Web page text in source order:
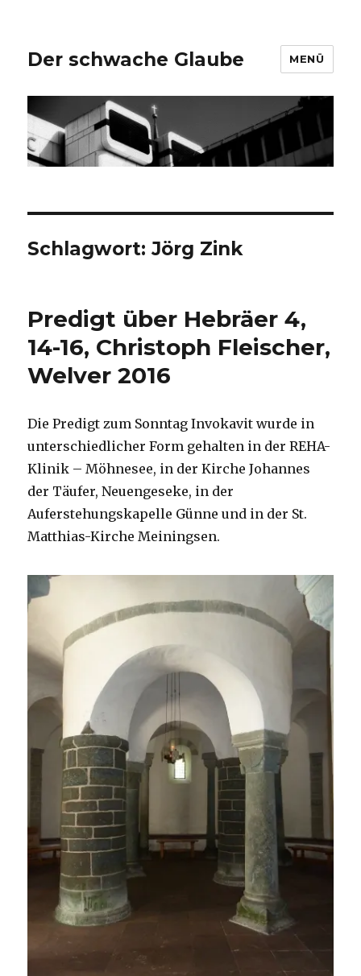
Der schwache Glaube MENÜ
Schlagwort:Jörg Zink
Predigt über Hebräer 4,
14-16, Christoph Fleischer,
Welver 2016
Die Predigt zum Sonntag Invokavit wurde in
unterschiedlicher Form gehalten in der REHA-
Klinik – Möhnesee, in der Kirche Johannes
der Täufer, Neuengeseke, in der
Auferstehungskapelle Günne und in der St.
Matthias-Kirche Meiningsen.